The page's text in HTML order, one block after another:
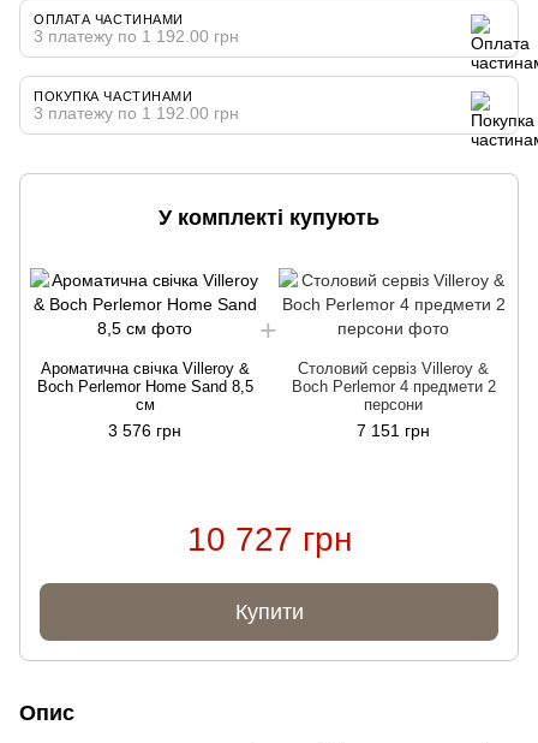
ОПЛАТА ЧАСТИНАМИ
3 платежу по 1 192.00 грн
ПОКУПКА ЧАСТИНАМИ
3 платежу по 1 192.00 грн
У комплекті купують
Ароматична свічка Villeroy &
Boch Perlemor Home Sand 8,5
см
3 576 грн
Столовий сервіз Villeroy &
Boch Perlemor 4 предмети 2
персони
7 151 грн
10 727 грн
Купити
Опис